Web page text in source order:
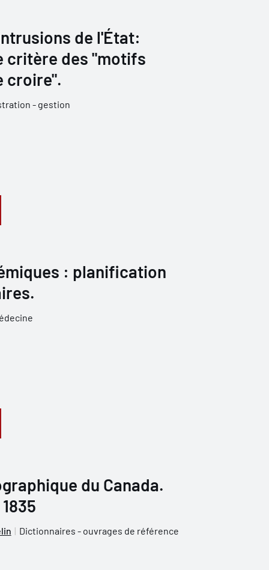
de l'État:
critère des "motifs
croire".
- gestion
: planification
du Canada.
Dictionnaires - ouvrages de référence